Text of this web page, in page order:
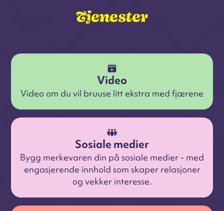
Tjenester
Video
Video om du vil bruuse litt ekstra med fjærene
Sosiale medier
Bygg merkevaren din på sosiale medier - med
engasjerende innhold som skaper relasjoner
og vekker interesse.